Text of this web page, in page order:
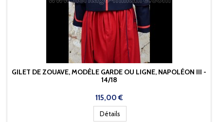
GILET DE ZOUAVE, MODÈLE GARDE OU LIGNE, NAPOLÉON III -
14/18
Prix
115,00 €
Détails